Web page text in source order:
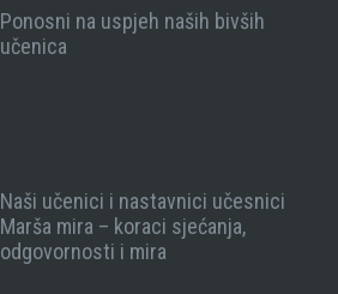
Ponosni na uspjeh naših bivših
učenica
Naši učenici i nastavnici učesnici
Marša mira – koraci sjećanja,
odgovornosti i mira